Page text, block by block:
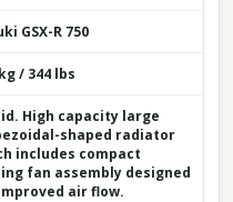
GSX-R 750
/ 344 lbs
High capacity large
shaped radiator
includes compact
fan assembly designed
air flow.